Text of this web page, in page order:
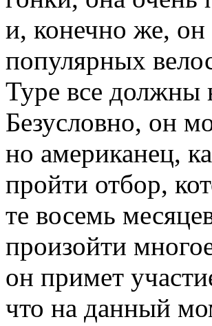
и, конечно же,
популярных
Туре все должны
Безусловно, он
но американец,
пройти отбор,
те восемь
произойти
он примет
что на данный